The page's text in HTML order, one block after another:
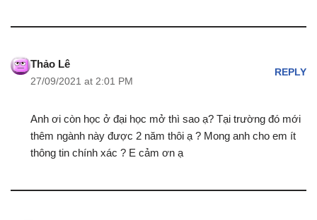
Thảo Lê
27/09/2021 at 2:01 PM
REPLY
Anh ơi còn học ở đại học mở thì sao ạ? Tại trường đó mới
thêm ngành này được 2 năm thôi ạ ? Mong anh cho em ít
thông tin chính xác ? E cảm ơn ạ